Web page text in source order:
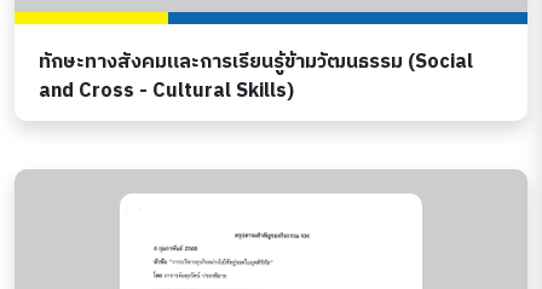
ทักษะทางสังคมและการเรียนรู้ข้ามวัฒนธรรม (Social
and Cross - Cultural Skills)